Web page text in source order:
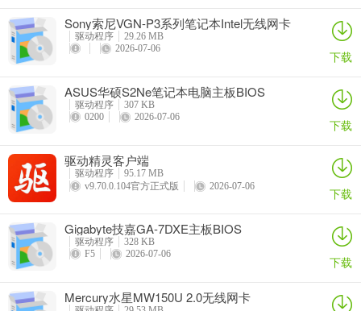
Sony索尼VGN-P3系列笔记本Intel无线网卡
驱动
驱动程序
29.26 MB
2026-07-06
下载
ASUS华硕S2Ne笔记本电脑主板BIOS
驱动程序
307 KB
0200
2026-07-06 下载
驱动精灵客户端
驱动程序
95.17 MB
v9.70.0.104官方正式版
2026-07-06 下载
Gigabyte技嘉GA-7DXE主板BIOS
驱动程序
328 KB
F5
2026-07-06 下载
Mercury水星MW150U 2.0无线网卡